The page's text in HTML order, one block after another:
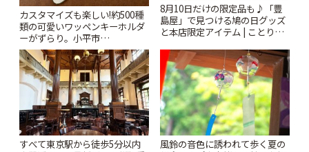
カスタマイズも楽しい!約500種
類の可愛いワッペンキーホルダ
ーがずらり。小平市
「Kimamaya T&K」 | ことりっ
ぷ
8月10日だけの限定品も♪「豊
島屋」で見つける鳩の日グッズ
と本店限定アイテム | ことりっ
すべて東京駅から徒歩5分以内
風鈴の音色に誘われて歩く夏の